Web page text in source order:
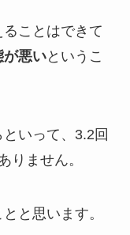
ことはできて
が悪いというこ
いって、3.2回
りません。
と思います。